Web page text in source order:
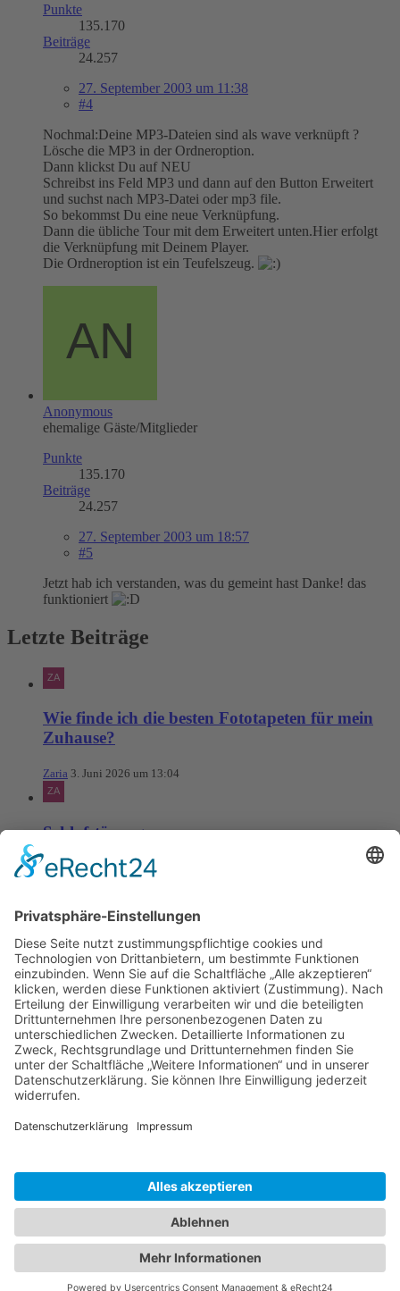
Punkte
135.170
Beiträge
24.257
27. September 2003 um 11:38
#4
Nochmal:Deine MP3-Dateien sind als wave verknüpft ?
Lösche die MP3 in der Ordneroption.
Dann klickst Du auf NEU
Schreibst ins Feld MP3 und dann auf den Button Erweitert
und suchst nach MP3-Datei oder mp3 file.
So bekommst Du eine neue Verknüpfung.
Dann die übliche Tour mit dem Erweitert unten.Hier erfolgt
die Verknüpfung mit Deinem Player.
Die Ordneroption ist ein Teufelszeug.
Anonymous
ehemalige Gäste/Mitglieder
Punkte
135.170
Beiträge
24.257
27. September 2003 um 18:57
#5
Jetzt hab ich verstanden, was du gemeint hast Danke! das
funktioniert
Letzte Beiträge
Wie finde ich die besten Fototapeten für mein
Zuhause?
Zaria 3. Juni 2026 um 13:04
Schlafstörungen
Zaria 3. Juni 2026 um 13:03
Ms word to PDF
Manuellsen 28. Mai 2026 um 10:31
Künstliche Intelligenz in der
Plattformentwicklung
MasonOgden 24. August 2025 um 10:58
Was habt ihr euch zuletzt gekauft?
LarsKlars 3. März 2025 um 10:08
Kontakt
Datenschutzerklärung
Nutzungsbedingungen